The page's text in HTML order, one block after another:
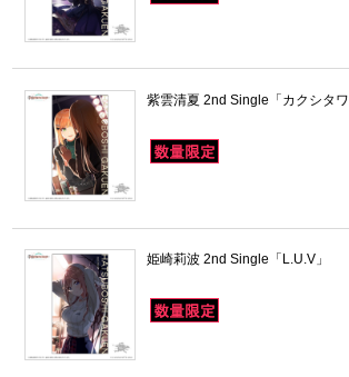
紫雲清夏 2nd Single「カクシタワ
姫崎莉波 2nd Single「L.U.V」